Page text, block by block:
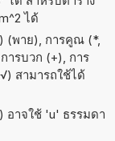
ได้
(พาย), การคูณ (*,
ารบวก (+), การ
สามารถใช้ได้
อาจใช้ 'u' ธรรมดา